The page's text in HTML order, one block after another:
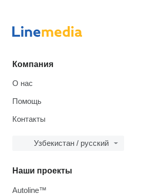
Компания
О нас
Помощь
Контакты
Узбекистан / русский
Наши проекты
Autoline™